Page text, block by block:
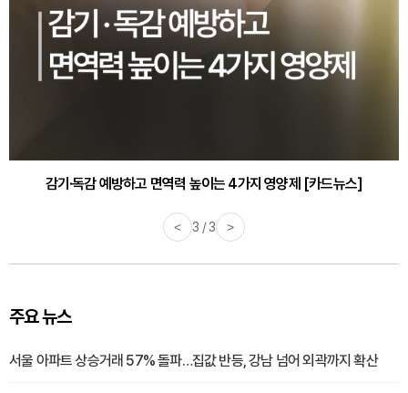
감기·독감 예방하고 면역력 높이는 4가지 영양제 [카드뉴스]
< 3 / 3 >
주요 뉴스
서울 아파트 상승거래 57% 돌파…집값 반등, 강남 넘어 외곽까지 확산